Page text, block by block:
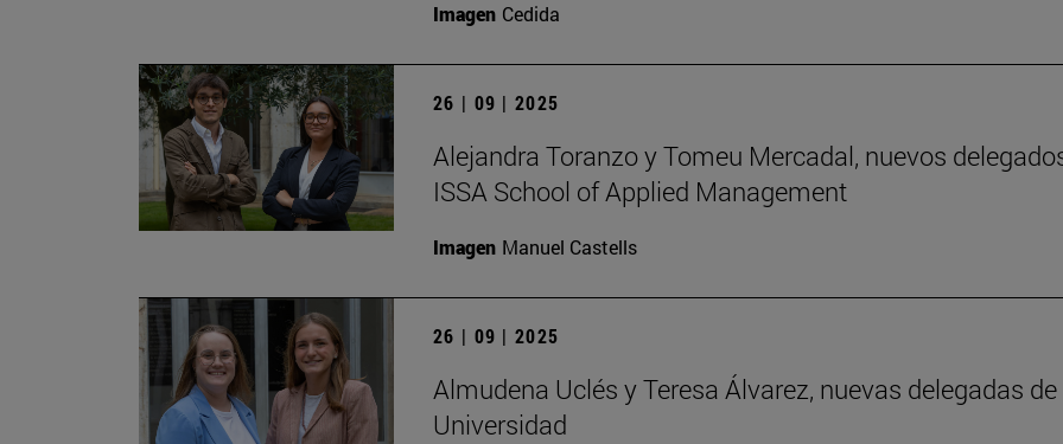
Imagen Cedida
26 | 09 | 2025
Alejandra Toranzo y Tomeu Mercadal, nuevos
ISSA School of Applied Management
Imagen Manuel Castells
26 | 09 | 2025
Almudena Uclés y Teresa Álvarez, nuevas delegadas de
Universidad